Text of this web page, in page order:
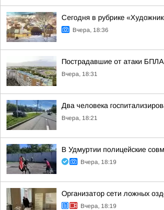
Сегодня в рубрике
Вчера, 18:36
Пострадавшие от атаки
Вчера, 18:31
Два человека
Вчера, 18:21
В Удмуртии полицейские
Вчера, 18:19
Организатор сети ложных
Вчера, 18:19